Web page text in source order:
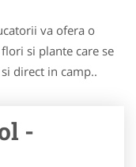
va ofera o
si plante care se
direct in camp..
-